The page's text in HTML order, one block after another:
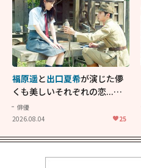
福原遥と出口夏希が演じた儚
くも美しいそれぞれの恋...生
きることの尊さを教えてくれ
た映画「あの花が咲く丘で、
俳優
2026.08.04
25